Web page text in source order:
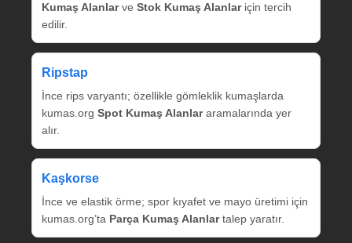
Kumaş Alanlarve Stok Kumaş Alanlariçin tercih
edilir.
Ripstap
İnce rips varyantı; özellikle gömleklik kumaşlarda
kumas.org Spot Kumaş Alanlararamalarında yer
alır.
Kaşkorse
İnce ve elastik örme; spor kıyafet ve mayo üretimi için
kumas.org’ta Parça Kumaş Alanlartalep yaratır.